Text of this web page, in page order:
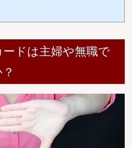
“重大なリスク”が潜んでいるの...
ドは主婦や無職で